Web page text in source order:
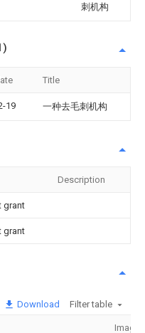
刺机构
Title
19 一种去毛刺机构
Description
grant
grant
Download Filter table
Image